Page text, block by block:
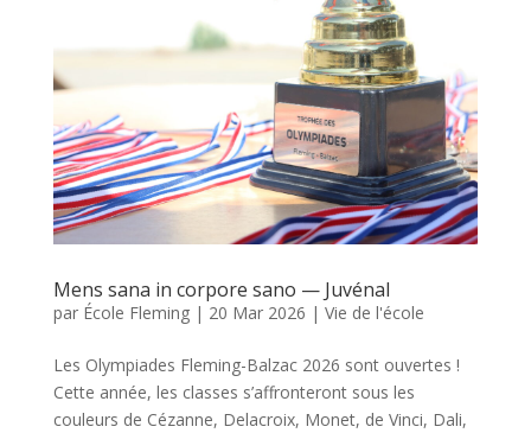
Mens sana in corpore sano — Juvénal
par École Fleming| 20 Mar 2026 | Vie de l'école
Les Olympiades Fleming-Balzac 2026 sont ouvertes !
Cette année, les classes s’affronteront sous les
couleurs de Cézanne, Delacroix, Monet, de Vinci, Dali,